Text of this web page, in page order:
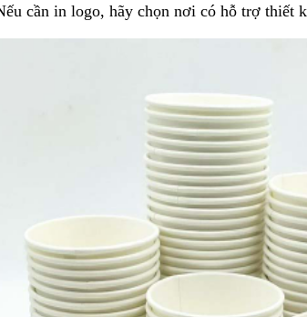
cần in logo, hãy chọn nơi có hỗ trợ thiết